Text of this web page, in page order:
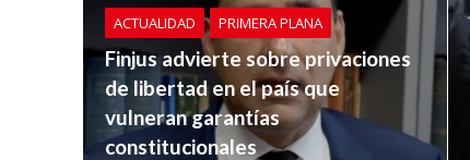
ACTUALIDAD PRIMERA PLANA
Finjus advierte sobre privaciones
de libertad en el país que
vulneran garantías
constitucionales